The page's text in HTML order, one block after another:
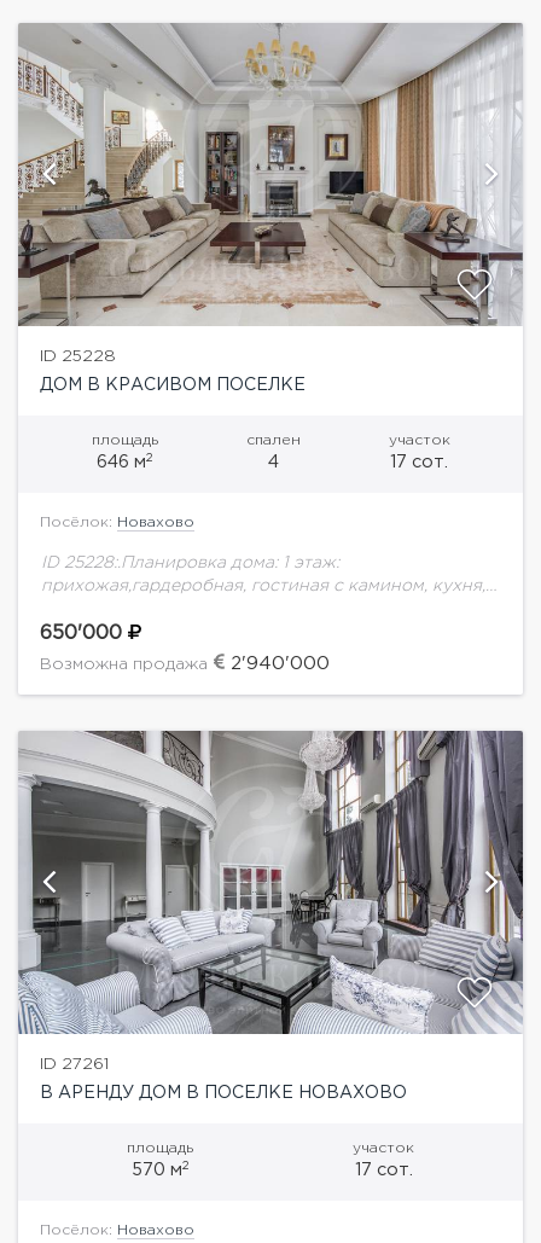
ID 25228
ДОМ В КРАСИВОМ ПОСЕЛКЕ
площадь
646 м2
спален
4
участок
17 сот.
Посёлок: Новахово
ID 25228:.Планировка дома: 1 этаж:
прихожая,гардеробная, гостиная с камином, кухня,
спальня с с/у, гараж на 2 м/м. 2 этаж: спальня с с/
650'000
Возможна продажа 2'940'000
ID 27261
В АРЕНДУ ДОМ В ПОСЕЛКЕ НОВАХОВО
площадь
570 м2
участок
17 сот.
Посёлок: Новахово